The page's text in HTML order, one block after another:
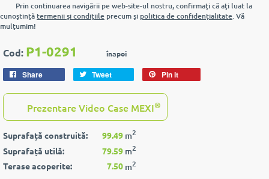
Prin continuarea navigării pe web-site-ul nostru, confirmaţi că aţi luat la
cunoştinţătermenii şi condiţiile precum şi politica de confidenţialitate. Vă
mulţumim!
Cod: P1-0291 înapoi
Share Tweet Pin it
Prezentare Video Case MEXI®
Suprafață construită: 99.49 m2
Suprafață utilă: 79.59 m2
Terase acoperite: 7.50 m2